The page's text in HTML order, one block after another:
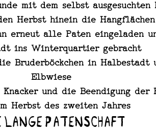
mit dem selbst ausgesuchten
Herbst hinein die
erneut alle Paten eingeladen
ins Winterquartier gebracht
Bruderböckchen in
Elbwiese
und die Beendigung
Herbst des zweiten Jahres
lange Patenschaft